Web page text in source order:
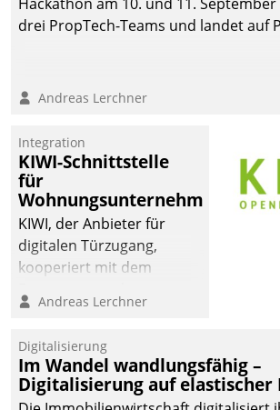
drei PropTech-Teams und landet auf
Andreas Lerchner
Integration
KIWI-Schnittstelle
für
Wohnungsunternehmen
KIWI, der Anbieter für
digitalen Türzugang,
kooperiert mit dem
Softwareentwicklungshaus
Andreas Lerchner
Digitalisierung
Im Wandel wandlungsfähig –
Digitalisierung auf elastischer